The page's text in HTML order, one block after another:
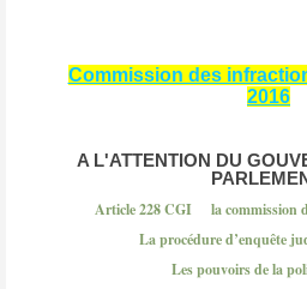
Commission des
2016
A L'ATTENTION DU
Article 228 CGI
la commission
La procédure d’enquête
Les pouvoirs de la